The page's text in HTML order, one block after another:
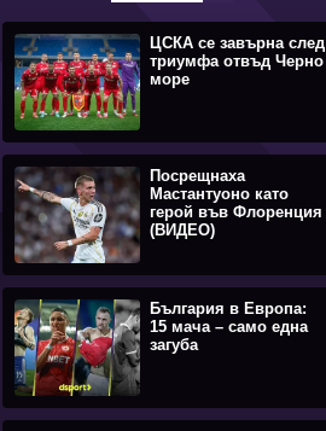
ЦСКА се завърна след
триумфа отвъд Черно
море
Посрещнаха
Мастантуоно като
герой във Флоренция
(ВИДЕО)
България в Европа:
15 мача – само една
загуба